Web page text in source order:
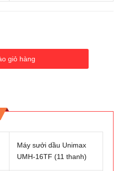
giỏ hàng
Máy sưởi dầu Unimax
UMH-16TF (11 thanh)